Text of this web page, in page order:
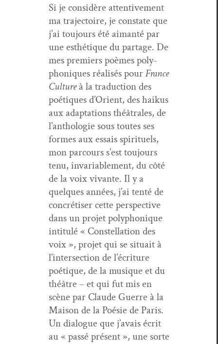
Si je con­sid­ère atten­tive­ment
ma tra­jec­toire, je con­state que
j’ai tou­jours été aiman­té par
une esthé­tique du partage. De
mes pre­miers poèmes poly­
phoniques réal­isés pourFrance
Cul­tureà la tra­duc­tion des
poé­tiques d’Orient, des haikus
aux adap­ta­tions théâ­trales, de
l’anthologie sous toutes ses
formes aux essais spir­ituels,
mon par­cours s’est tou­jours
tenu, invari­able­ment, du côté
de la voix vivante. Il y a
quelques années, j’ai ten­té de
con­cré­tis­er cette per­spec­tive
dans un pro­jet poly­phonique
inti­t­ulé « Con­stel­la­tion des
voix », pro­jet qui se situ­ait à
l’intersection de l’écriture
poé­tique, de la musique et du
théâtre – et qui fut mis en
scène par Claude Guerre à la
Mai­son de la Poésie de Paris.
Un dia­logue que j’avais écrit
au « passé présent », une sorte